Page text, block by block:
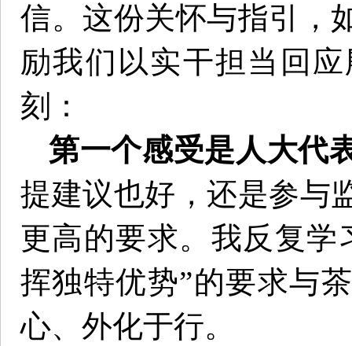
信。这份关怀与指引，
励我们以实干担当回
刻：
第一个感受是人大代
提建议也好，还是参与
更高的要求。我反复学
挥独特优势”的要求与
心、外化于行。